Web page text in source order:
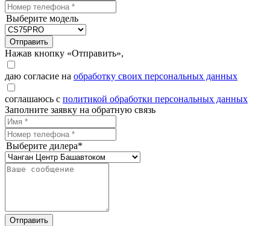
Выберите модель
Отправить
Нажав кнопку «Отправить»,
даю согласие на обработку своих персональных данных
соглашаюсь с политикой обработки персональных данных
Заполните заявку на обратную связь
Выберите дилера*
Отправить